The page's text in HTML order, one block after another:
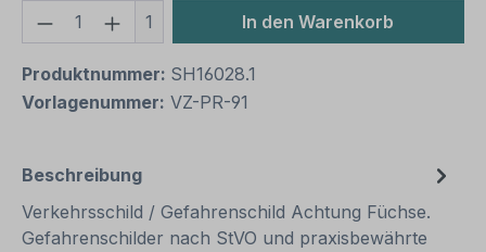
Produkt Anzahl: Gib den
1 In den Warenkorb
Produktnummer: SH16028.1
Vorlagenummer: VZ-PR-91
Beschreibung
Verkehrsschild / Gefahrenschild Achtung Füchse.
Gefahrenschilder nach StVO und praxisbewährte